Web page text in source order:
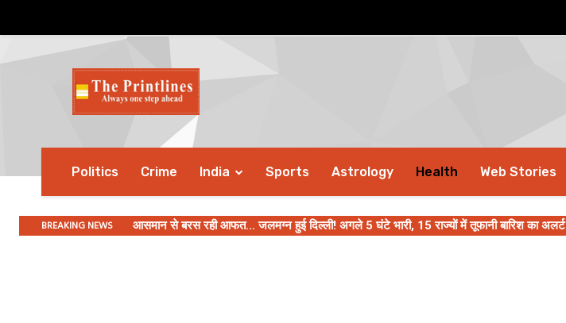
Politics Crime India Sports Astrology Health Web Stories
BREAKING NEWS आसमान से बरस रही आफत… जलमग्न हुई दिल्ली! अगले 5 घंटे भारी, 15 राज्यों में तूफानी बारिश का अलर्ट
हिमाचल प्रदेश के चंबा में दर्दनाक सड़क हादसा, 7 लोगों की मौत, कई घायल